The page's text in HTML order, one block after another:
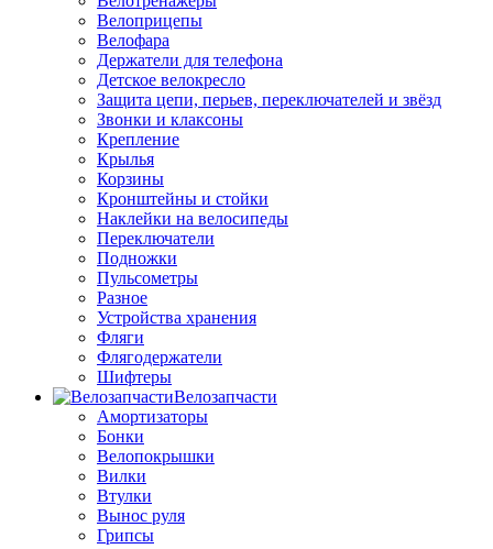
Велоприцепы
Велофара
Держатели для телефона
Детское велокресло
Защита цепи, перьев, переключателей и звёзд
Звонки и клаксоны
Крепление
Крылья
Корзины
Кронштейны и стойки
Наклейки на велосипеды
Переключатели
Подножки
Пульсометры
Разное
Устройства хранения
Фляги
Флягодержатели
Шифтеры
Велозапчасти
Амортизаторы
Бонки
Велопокрышки
Вилки
Втулки
Вынос руля
Грипсы